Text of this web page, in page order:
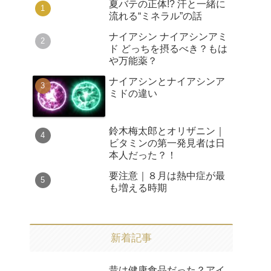
夏バテの正体!? 汗と一緒に
流れる“ミネラル”の話
ナイアシン ナイアシンアミ
ド どっちを摂るべき？もは
や万能薬？
ナイアシンとナイアシンア
ミドの違い
鈴木梅太郎とオリザニン｜
ビタミンの第一発見者は日
本人だった？！
要注意｜８月は熱中症が最
も増える時期
新着記事